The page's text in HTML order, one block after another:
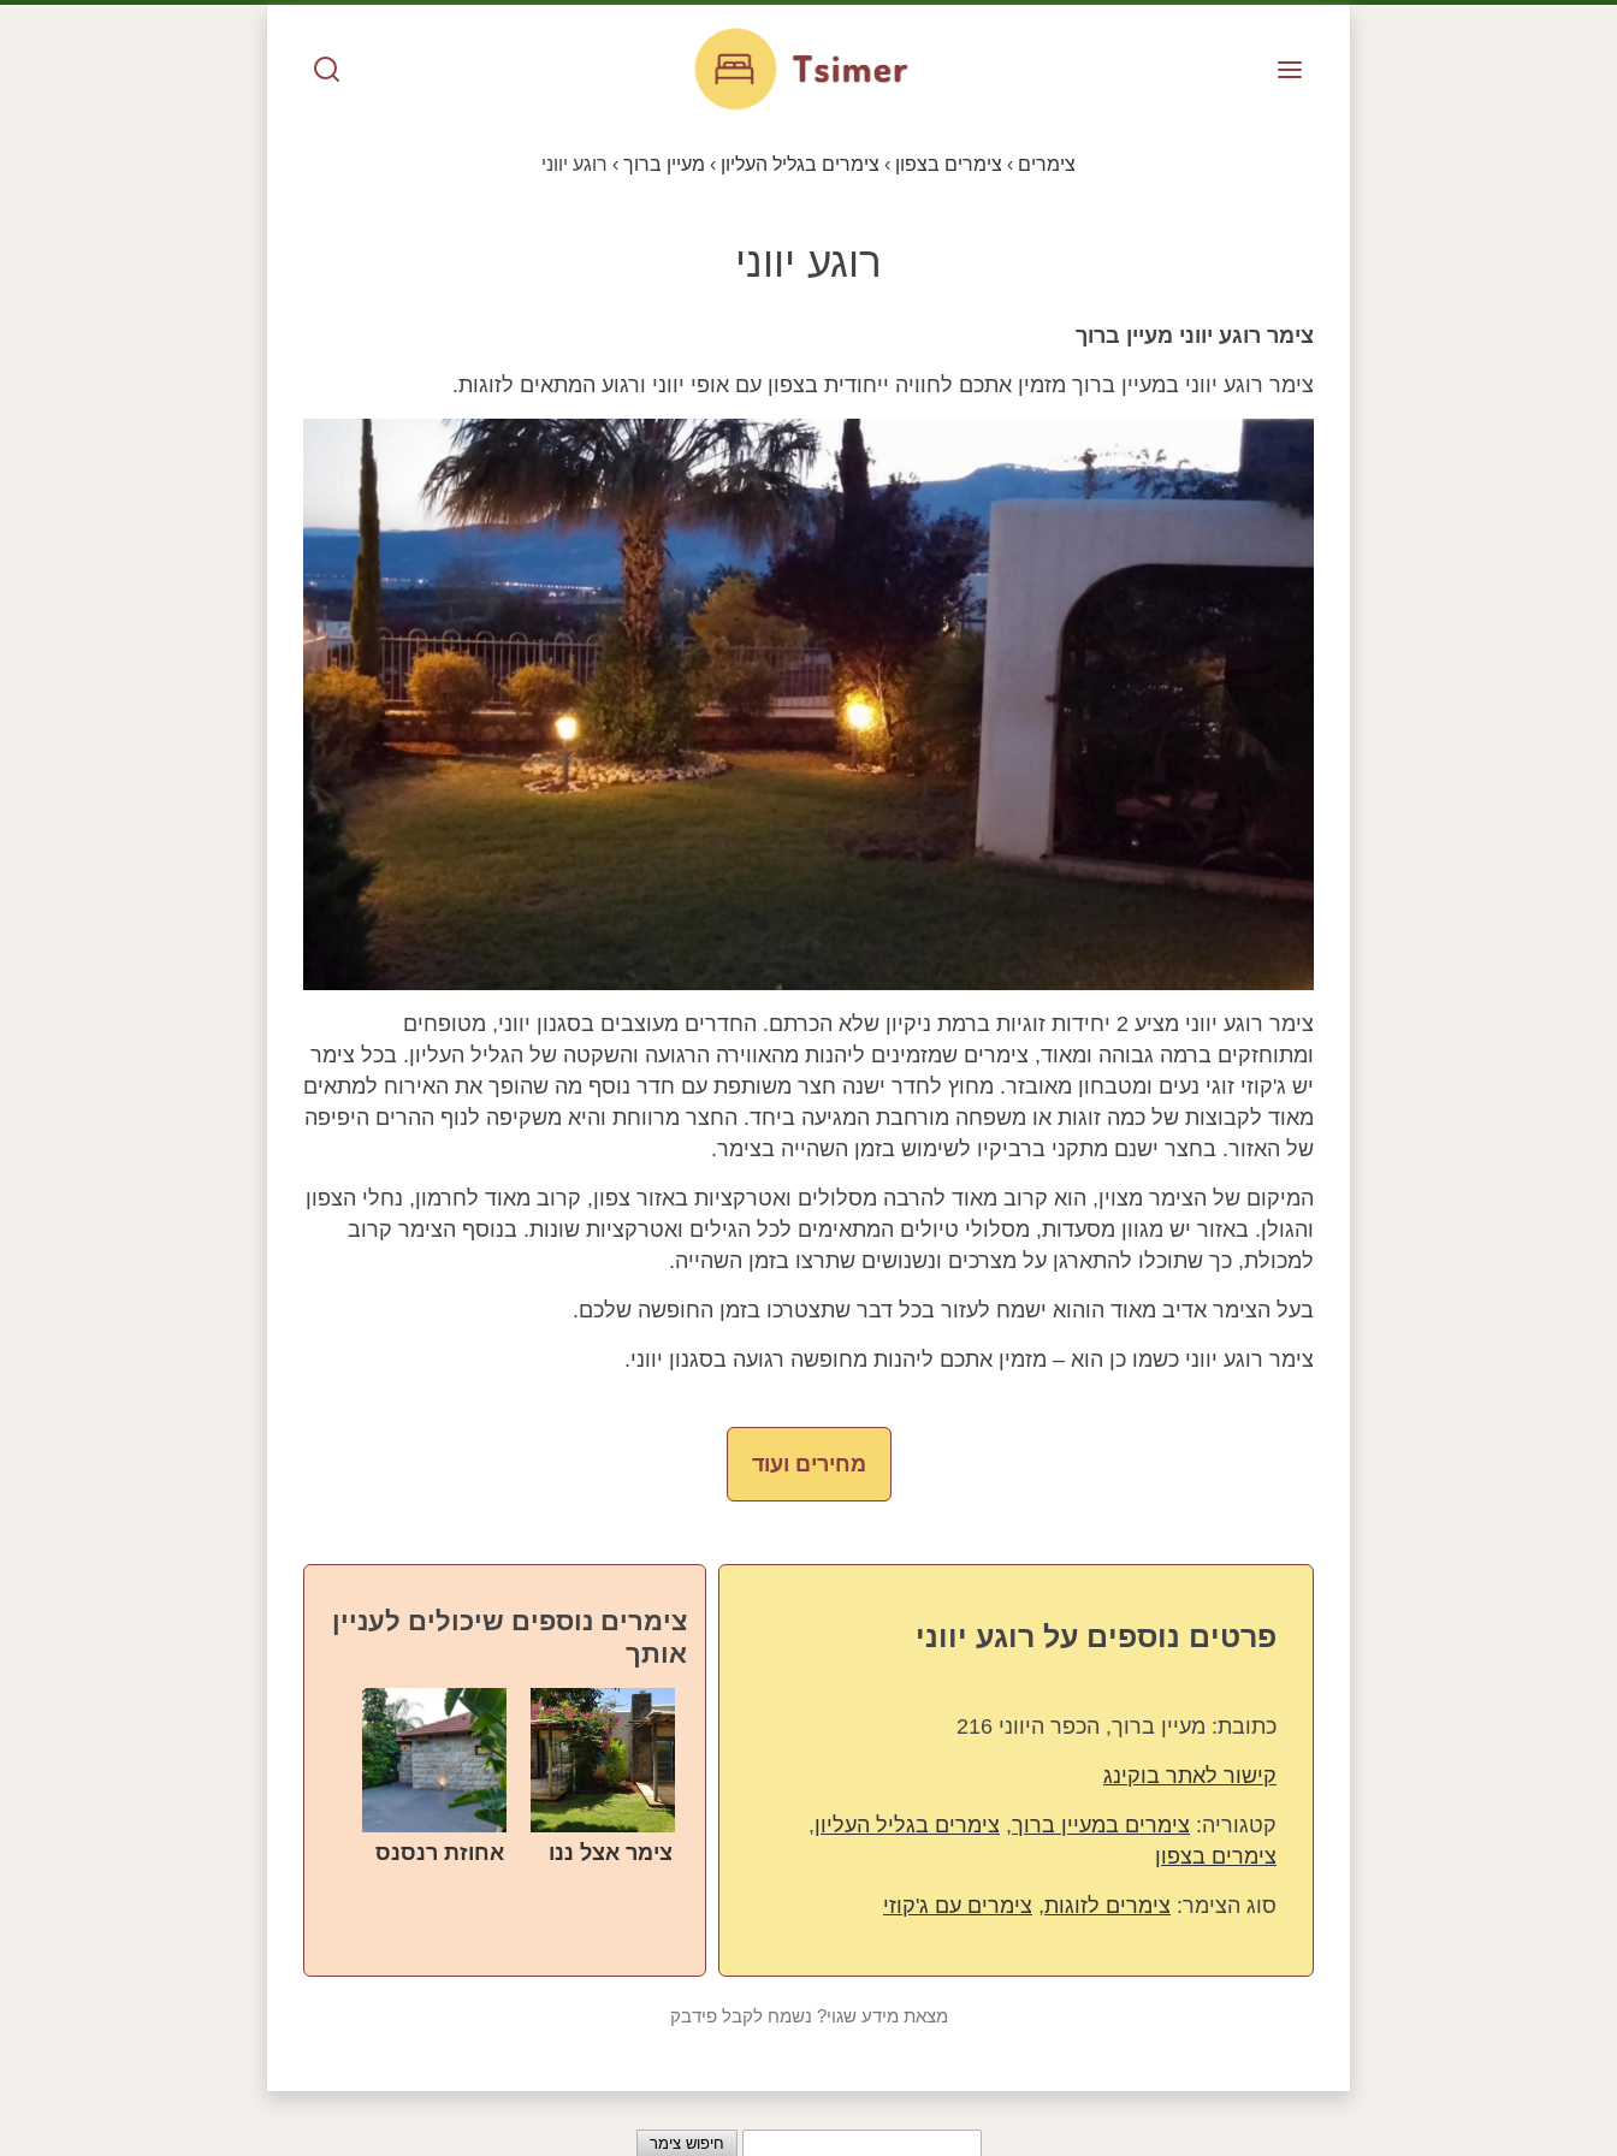
צימרים › צימרים בצפון › צימרים בגליל העליון › מעיין ברוך › רוגע יווני
רוגע יווני
צימר רוגע יווני מעיין ברוך
צימר רוגע יווני במעיין ברוך מזמין אתכם לחוויה ייחודית בצפון עם אופי יווני ורגוע המתאים לזוגות.
צימר רוגע יווני מציע 2 יחידות זוגיות ברמת ניקיון שלא הכרתם. החדרים מעוצבים בסגנון יווני, מטופחים
ומתוחזקים ברמה גבוהה ומאוד, צימרים שמזמינים ליהנות מהאווירה הרגועה והשקטה של הגליל העליון. בכל צימר
יש ג'קוזי זוגי נעים ומטבחון מאובזר. מחוץ לחדר ישנה חצר משותפת עם חדר נוסף מה שהופך את האירוח למתאים
מאוד לקבוצות של כמה זוגות או משפחה מורחבת המגיעה ביחד. החצר מרווחת והיא משקיפה לנוף ההרים היפיפה
של האזור. בחצר ישנם מתקני ברביקיו לשימוש בזמן השהייה בצימר.
המיקום של הצימר מצוין, הוא קרוב מאוד להרבה מסלולים ואטרקציות באזור צפון, קרוב מאוד לחרמון, נחלי הצפון
והגולן. באזור יש מגוון מסעדות, מסלולי טיולים המתאימים לכל הגילים ואטרקציות שונות. בנוסף הצימר קרוב
למכולת, כך שתוכלו להתארגן על מצרכים ונשנושים שתרצו בזמן השהייה.
בעל הצימר אדיב מאוד הוהוא ישמח לעזור בכל דבר שתצטרכו בזמן החופשה שלכם.
צימר רוגע יווני כשמו כן הוא – מזמין אתכם ליהנות מחופשה רגועה בסגנון יווני.
מחירים ועוד
פרטים נוספים על רוגע יווני
כתובת: מעיין ברוך, הכפר היווני 216
קישור לאתר בוקינג
קטגוריה: צימרים במעיין ברוך, צימרים בגליל העליון,
צימרים בצפון
סוג הצימר: צימרים לזוגות, צימרים עם ג'קוזי
צימרים נוספים שיכולים לעניין
אותך
צימר אצל ננו אחוזת רנסנס
מצאת מידע שגוי? נשמח לקבל פידבק